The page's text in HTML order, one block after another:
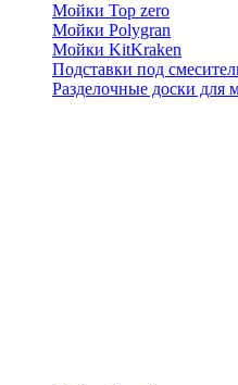
Мойки Top zero
Мойки Polygran
Мойки KitKraken
Подставки под
Разделочные доски для